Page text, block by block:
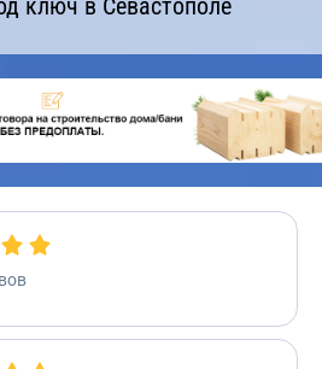
ключ в Севастополе